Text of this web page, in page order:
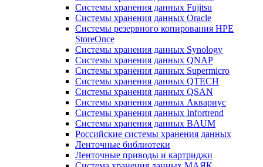
Системы хранения данных Fujitsu
Системы хранения данных Oracle
Системы резервного копирования HPE
StoreOnce
Системы хранения данных Synology
Системы хранения данных QNAP
Системы хранения данных Supermicro
Системы хранения данных QTECH
Системы хранения данных QSAN
Системы хранения данных Аквариус
Системы хранения данных Infortrend
Системы хранения данных BAUM
Российские системы хранения данных
Ленточные библиотеки
Ленточные приводы и картриджи